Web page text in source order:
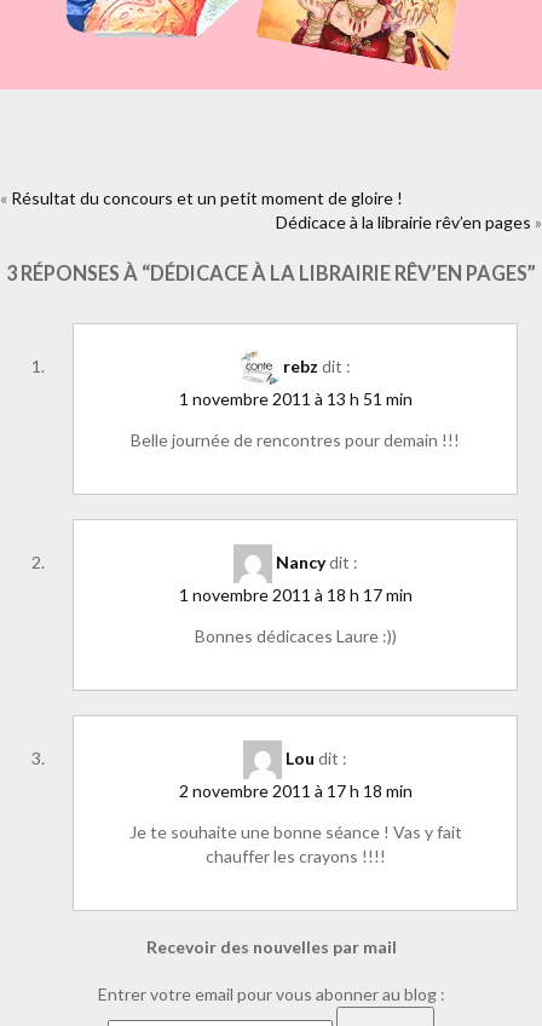
https://www.facebook.com/plugins/like.php?
href=https%3A%2F%2Fwww.laure-
« Résultat du concours et un petit moment de gloire !
Dédicace à la librairie rêv’en pages »
3 RÉPONSES À “DÉDICACE À LA LIBRAIRIE RÊV’EN PAGES”
rebz dit :
1 novembre 2011 à 13 h 51 min
Belle journée de rencontres pour demain !!!
Nancy dit :
1 novembre 2011 à 18 h 17 min
Bonnes dédicaces Laure :))
Lou dit :
2 novembre 2011 à 17 h 18 min
Je te souhaite une bonne séance ! Vas y fait
chauffer les crayons !!!!
Recevoir des nouvelles par mail
Entrer votre email pour vous abonner au blog :